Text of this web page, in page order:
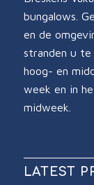
bungalows.
en de
stranden u te
hoog- en
week en in
midweek.
LATEST